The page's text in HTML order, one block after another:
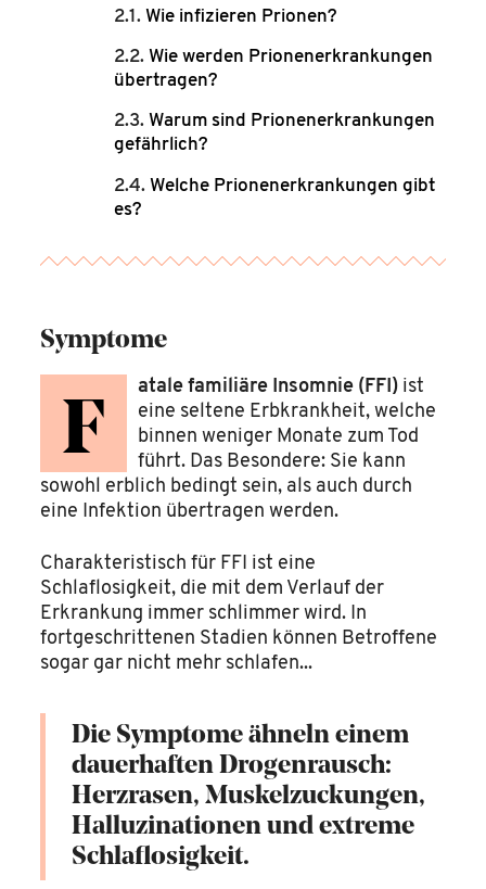
Wie infizieren Prionen?
Wie werden Prionenerkrankungen
übertragen?
Warum sind Prionenerkrankungen
gefährlich?
Welche Prionenerkrankungen gibt
es?
Symptome
F
atale familiäre Insomnie (FFI) ist
eine seltene Erbkrankheit, welche
binnen weniger Monate zum Tod
führt. Das Besondere: Sie kann
sowohl erblich bedingt sein, als auch durch
eine Infektion übertragen werden.
Charakteristisch für FFI ist eine
Schlaflosigkeit, die mit dem Verlauf der
Erkrankung immer schlimmer wird. In
fortgeschrittenen Stadien können Betroffene
sogar gar nicht mehr schlafen...
Die Symptome ähneln einem
dauerhaften Drogenrausch:
Herzrasen, Muskelzuckungen,
Halluzinationen und extreme
Schlaflosigkeit.